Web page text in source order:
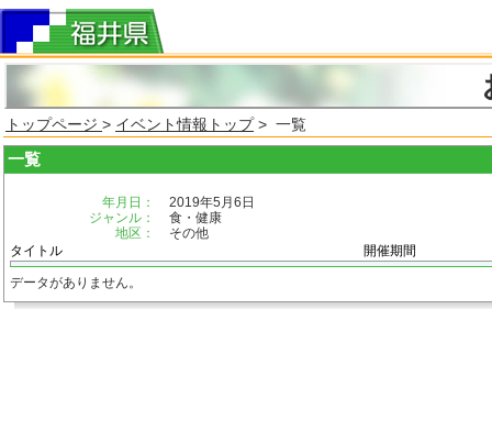
トップページ > イベント情報トップ> 一覧
一覧
年月日：
2019年5月6日
ジャンル：
食・健康
地区：
その他
タイトル
開催期間
データがありません。